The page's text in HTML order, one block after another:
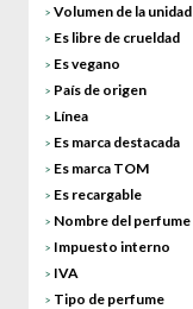
> Volumen de la unidad
> Es libre de crueldad
> Es vegano
> País de origen
> Línea
> Es marca destacada
> Es marca TOM
> Es recargable
> Nombre del perfume
> Impuesto interno
> IVA
> Tipo de perfume